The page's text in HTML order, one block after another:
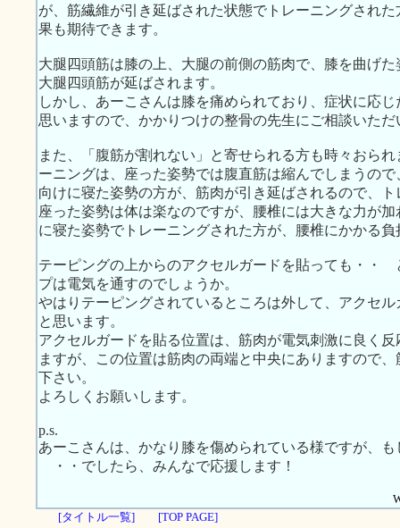
が、筋繊維が引き延ばされた状態でトレーニングされ
果も期待できます。
大腿四頭筋は膝の上、大腿の前側の筋肉で、膝を曲げ
大腿四頭筋が延ばされます。
しかし、あーこさんは膝を痛められており、症状に応
思いますので、かかりつけの整骨の先生にご相談いた
また、「腹筋が割れない」と寄せられる方も時々おら
ーニングは、座った姿勢では腹直筋は縮んでしまうの
向けに寝た姿勢の方が、筋肉が引き延ばされるので、
座った姿勢は体は楽なのですが、腰椎には大きな力が
に寝た姿勢でトレーニングされた方が、腰椎にかかる
テーピングの上からのアクセルガードを貼っても・・
プは電気を通すのでしょうか。
やはりテーピングされているところは外して、アクセ
と思います。
アクセルガードを貼る位置は、筋肉が電気刺激に良く
ますが、この位置は筋肉の両端と中央にありますので
下さい。
よろしくお願いします。
p.s.
あーこさんは、かなり膝を傷められている様ですが、
・・でしたら、みんなで応援します！
[タイトル一覧]
[TOP PAGE]